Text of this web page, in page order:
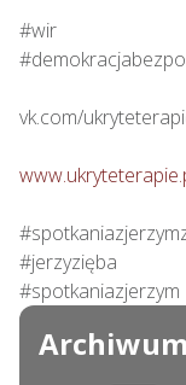
#wir
vk.com/
#jerzyzięba
#spotkaniazjerzym